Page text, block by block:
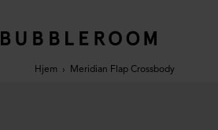
Hjem › Meridian Flap Crossbody